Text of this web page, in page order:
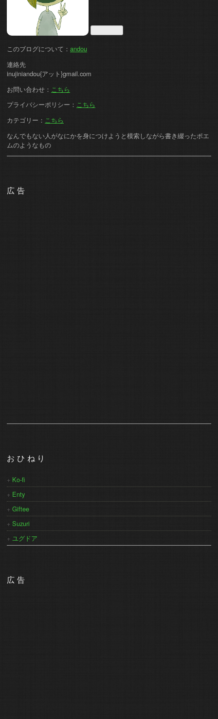
このブログについて： andou
連絡先
inujiniandou{アット}gmail.com
お問い合わせ： こちら
プライバシーポリシー： こちら
カテゴリー： こちら
なんでもない人がなにかを身につけようと模索しながら書き綴ったポエ
ムのようなもの
広告
おひねり
Ko-fi
Enty
Giftee
Suzuri
ユグドア
広告